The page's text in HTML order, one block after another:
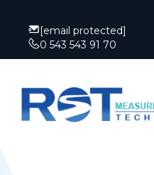
[email protected]
0 543 543 91 70